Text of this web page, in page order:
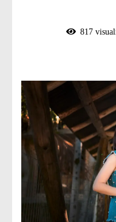
817